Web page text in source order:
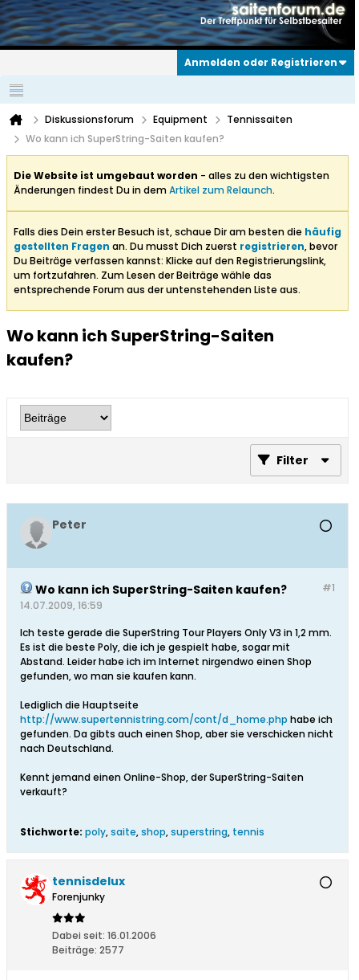
Anmelden oder Registrieren
Diskussionsforum Equipment
Tennissaiten
Wo kann ich SuperString-Saiten kaufen?
Die Website ist umgebaut worden - alles zu den wichtigsten
Änderungen findest Du in demArtikel zum Relaunch.
Falls dies Dein erster Besuch ist, schaue Dir am besten die häufig
gestellten Fragen an. Du musst Dich zuerst registrieren, bevor
Du Beiträge verfassen kannst: Klicke auf den Registrierungslink,
um fortzufahren. Zum Lesen der Beiträge wähle das
entsprechende Forum aus der untenstehenden Liste aus.
Wo kann ich SuperString-Saiten
kaufen?
Filter
Peter
#1
Wo kann ich SuperString-Saiten kaufen?
14.07.2009, 16:59
Ich teste gerade die SuperString Tour Players Only V3 in 1,2 mm.
Es ist die beste Poly, die ich je gespielt habe, sogar mit
Abstand. Leider habe ich im Internet nirgendwo einen Shop
gefunden, wo man sie kaufen kann.
Lediglich die Hauptseite
http://www.supertennistring.com/cont/d_home.php habe ich
gefunden. Da gibts auch einen Shop, aber sie verschicken nicht
nach Deutschland.
Kennt jemand einen Online-Shop, der SuperString-Saiten
verkauft?
Stichworte: poly,saite,shop,superstring, tennis
tennisdelux
Forenjunky
Dabei seit: 16.01.2006
Beiträge: 2577